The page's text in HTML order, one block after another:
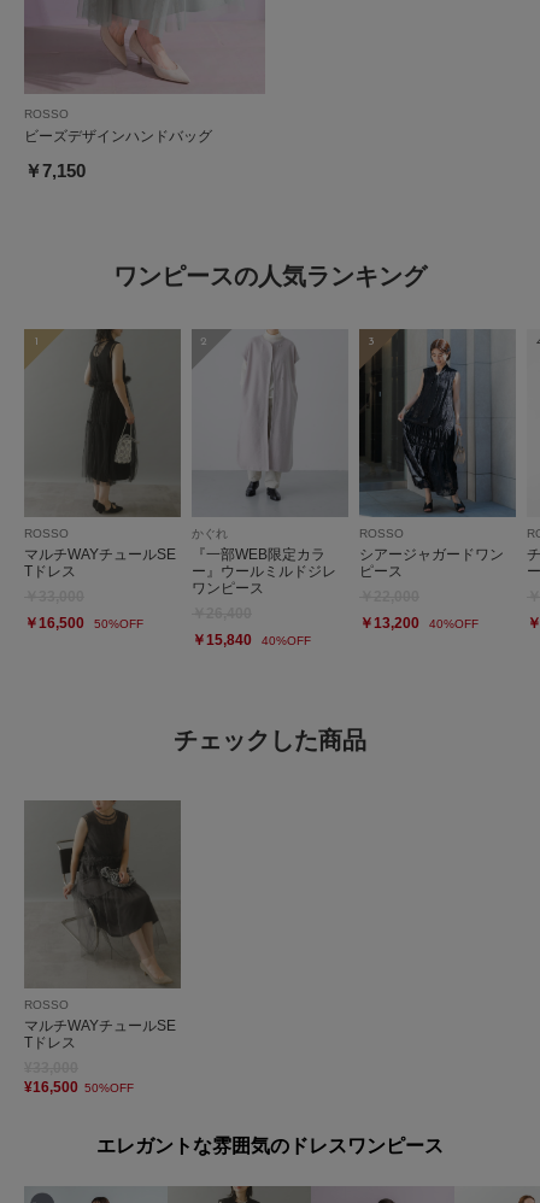
ROSSO
ビーズデザインハンドバッグ
￥7,150
ワンピースの人気ランキング
1
ROSSO
マルチWAYチュールSE
Tドレス
￥16,500
50%OFF
2
かぐれ
『一部WEB限定カラ
ー』ウールミルドジレ
ワンピース
￥15,840
40%OFF
3
ROSSO
シアージャガードワン
ピース
￥13,200
40%OFF
チェックした商品
ROSSO
マルチWAYチュールSE
Tドレス
¥16,500 50%OFF
エレガントな雰囲気のドレスワンピース